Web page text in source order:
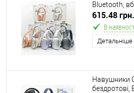
Bluetooth,
коробці,
615.48 грн.
В
Детальніше
Навушники
бездротові,